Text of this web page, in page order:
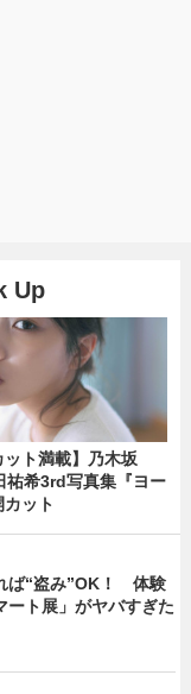
Up
ット満載】乃木坂
祐希3rd写真集『ヨー
カット
ば“盗み”OK！ 体験
ート展」がヤバすぎた